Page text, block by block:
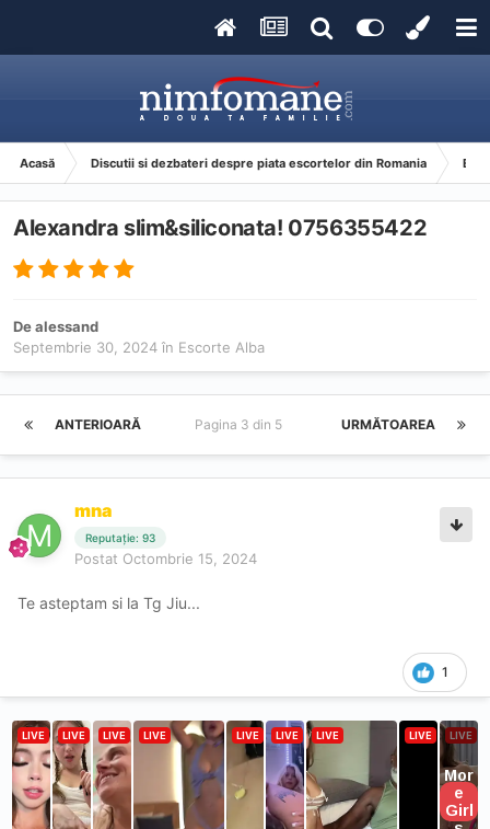
Acasă Discutii si dezbateri despre piata escortelor din Romania
Alexandra slim&siliconata! 0756355422
Dealessand
Septembrie 30, 2024 în Escorte Alba
ANTERIOARĂ URMĂTOAREA
Pagina 3 din 5
mna
Reputație: 93
Postat Octombrie 15, 2024
Te asteptam si la Tg Jiu...
1